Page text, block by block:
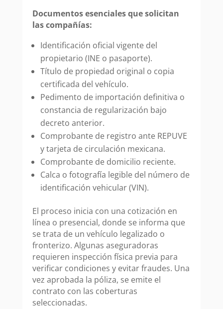
Documentos esenciales que solicitan
las compañías:
Identificación oficial vigente del
propietario (INE o pasaporte).
Título de propiedad original o copia
certificada del vehículo.
Pedimento de importación definitiva o
constancia de regularización bajo
decreto anterior.
Comprobante de registro ante REPUVE
y tarjeta de circulación mexicana.
Comprobante de domicilio reciente.
Calca o fotografía legible del número de
identificación vehicular (VIN).
El proceso inicia con una cotización en
línea o presencial, donde se informa que
se trata de un vehículo legalizado o
fronterizo. Algunas aseguradoras
requieren inspección física previa para
verificar condiciones y evitar fraudes. Una
vez aprobada la póliza, se emite el
contrato con las coberturas
seleccionadas.